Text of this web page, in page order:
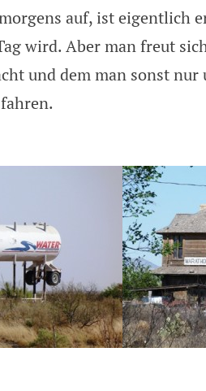
auf, ist eigentlich
wird. Aber man freut
und dem man sonst